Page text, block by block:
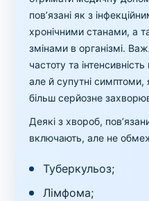
пов’язані як з
хронічними станами, а
змінами в організмі.
частоту та
але й супутні симптоми,
більш серйозне
Деякі з хвороб,
включають, але не
Туберкульоз;
Лімфома;